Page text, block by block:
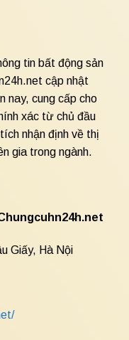
tin bất động sản
cập nhật
nay, cung cấp cho
xác từ chủ đầu
nhận định về thị
gia trong ngành.
Giấy, Hà Nội